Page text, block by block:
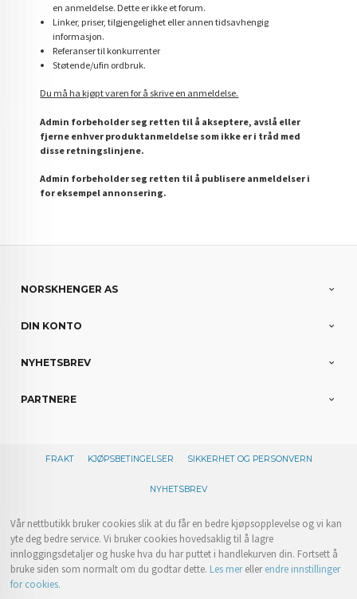
en anmeldelse. Dette er ikke et forum.
Linker, priser, tilgjengelighet eller annen tidsavhengig
informasjon.
Referanser til konkurrenter
Støtende/ufin ordbruk.
Du må ha kjøpt varen for å skrive en anmeldelse.
Admin forbeholder seg retten til å akseptere, avslå eller
fjerne enhver produktanmeldelse som ikke er i tråd med
disse retningslinjene.
Admin forbeholder seg retten til å publisere anmeldelser i
for eksempel annonsering.
NORSKHENGER AS
DIN KONTO
NYHETSBREV
PARTNERE
FRAKT KJØPSBETINGELSER SIKKERHET OG PERSONVERN
NYHETSBREV
Vår nettbutikk bruker cookies slik at du får en bedre kjøpsopplevelse og vi kan
yte deg bedre service. Vi bruker cookies hovedsaklig til å lagre
innloggingsdetaljer og huske hva du har puttet i handlekurven din. Fortsett å
bruke siden som normalt om du godtar dette. Les merellerendre innstillinger
for cookies.